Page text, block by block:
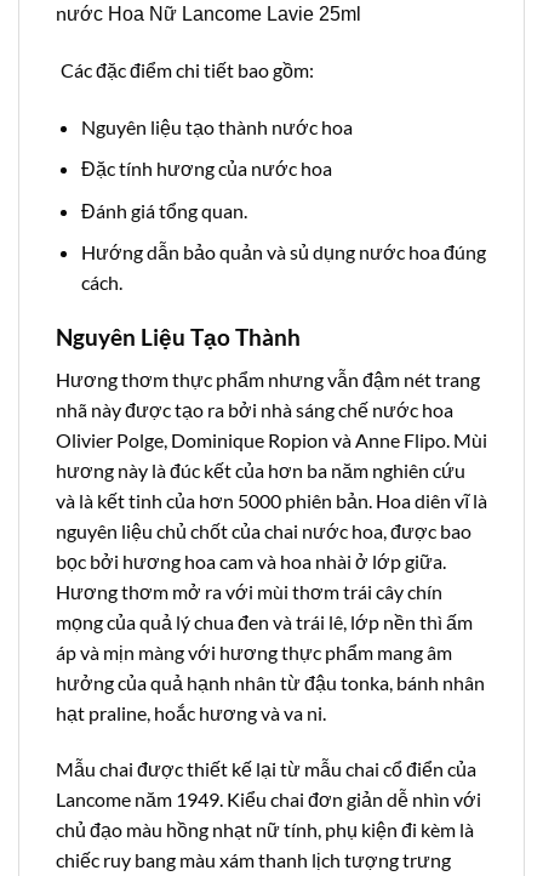
nước Hoa Nữ Lancome Lavie 25ml
Các đặc điểm chi tiết bao gồm:
Nguyên liệu tạo thành nước hoa
Đặc tính hương của nước hoa
Đánh giá tổng quan.
Hướng dẫn bảo quản và sủ dụng nước hoa đúng
cách.
Nguyên Liệu Tạo Thành
Hương thơm thực phẩm nhưng vẫn đậm nét trang
nhã này được tạo ra bởi nhà sáng chế nước hoa
Olivier Polge, Dominique Ropion và Anne Flipo. Mùi
hương này là đúc kết của hơn ba năm nghiên cứu
và là kết tinh của hơn 5000 phiên bản. Hoa diên vĩ là
nguyên liệu chủ chốt của chai nước hoa, được bao
bọc bởi hương hoa cam và hoa nhài ở lớp giữa.
Hương thơm mở ra với mùi thơm trái cây chín
mọng của quả lý chua đen và trái lê, lớp nền thì ấm
áp và mịn màng với hương thực phẩm mang âm
hưởng của quả hạnh nhân từ đậu tonka, bánh nhân
hạt praline, hoắc hương và va ni.
Mẫu chai được thiết kế lại từ mẫu chai cổ điển của
Lancome năm 1949. Kiểu chai đơn giản dễ nhìn với
chủ đạo màu hồng nhạt nữ tính, phụ kiện đi kèm là
chiếc ruy bang màu xám thanh lịch tượng trưng